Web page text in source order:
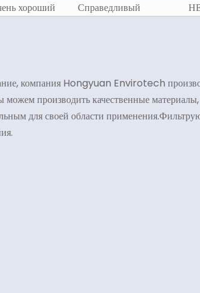
хороший Справедливый
компания Hongyuan Envirotech
производить качественные
для своей области